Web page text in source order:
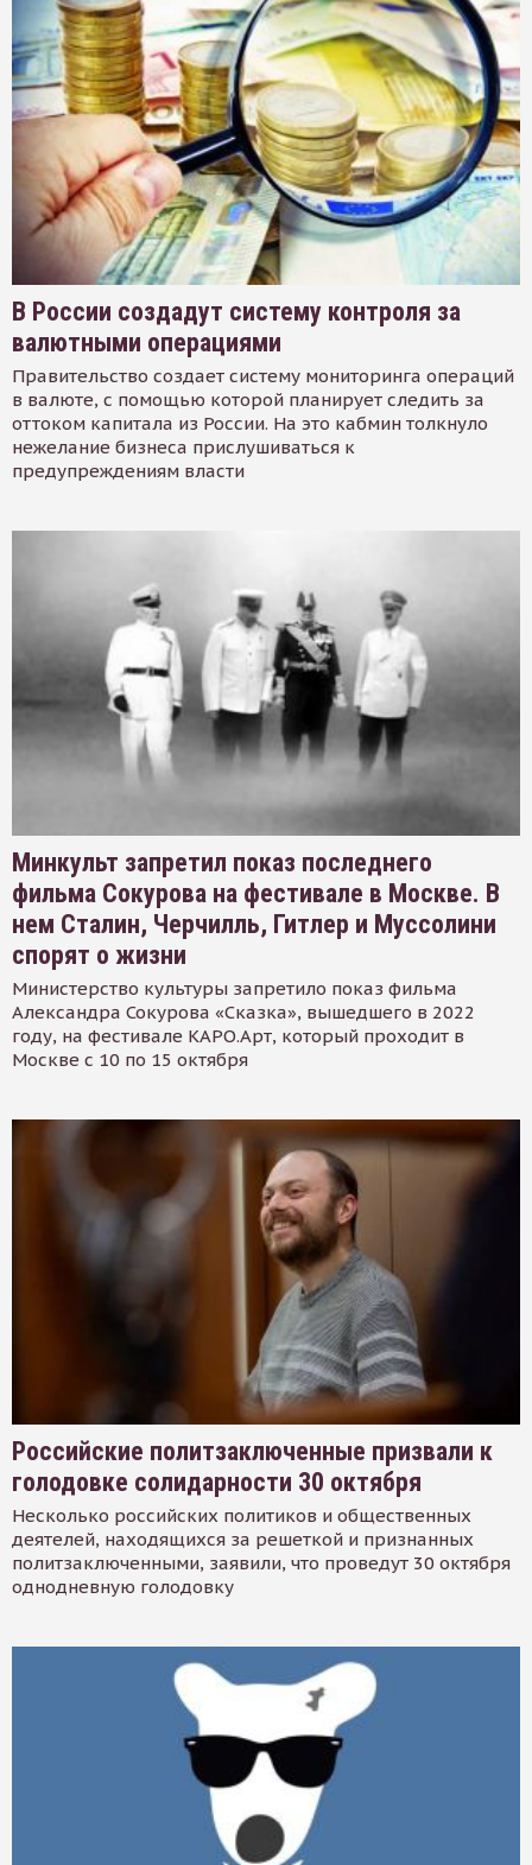
В России создадут систему контроля за
валютными операциями
Правительство создает систему мониторинга операций
в валюте, с помощью которой планирует следить за
оттоком капитала из России. На это кабмин толкнуло
нежелание бизнеса прислушиваться к
предупреждениям власти
Минкульт запретил показ последнего
фильма Сокурова на фестивале в Москве. В
нем Сталин, Черчилль, Гитлер и Муссолини
спорят о жизни
Министерство культуры запретило показ фильма
Александра Сокурова «Сказка», вышедшего в 2022
году, на фестивале КАРО.Арт, который проходит в
Москве с 10 по 15 октября
Российские политзаключенные призвали к
голодовке солидарности 30 октября
Несколько российских политиков и общественных
деятелей, находящихся за решеткой и признанных
политзаключенными, заявили, что проведут 30 октября
однодневную голодовку